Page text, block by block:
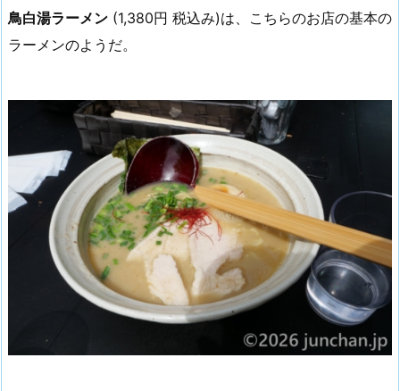
鳥白湯ラーメン (1,380円 税込み)は、こちらのお店の基本の
ラーメンのようだ。